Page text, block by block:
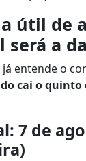
útil de
será a
entende o
cai o
7 de